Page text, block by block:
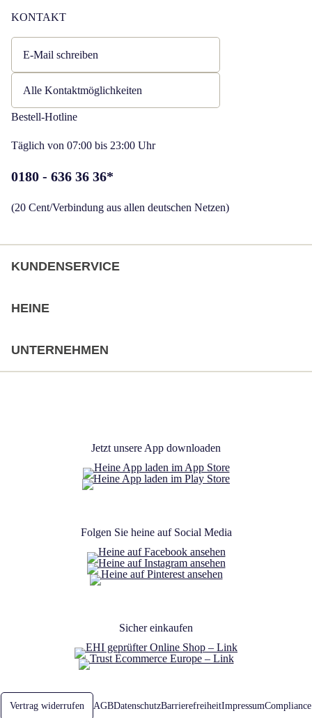
KONTAKT
E-Mail schreiben
Alle Kontaktmöglichkeiten
Bestell-Hotline
Täglich von 07:00 bis 23:00 Uhr
Telefonnummer:
0180 - 636 36 36*
(20 Cent/Verbindung aus allen deutschen Netzen)
KUNDENSERVICE
HEINE
UNTERNEHMEN
Jetzt unsere App downloaden
Öffnet in neuem Fenster
Öffnet in neuem Fenster
Folgen Sie heine auf Social Media
Öffnet in neuem Fenster
Öffnet in neuem Fenster
Öffnet in neuem Fenster
Sicher einkaufen
Öffnet in neuem Fenster
Öffnet in neuem Fenster
Vertrag widerrufen AGBDatenschutzBarrierefreiheitImpressumCompliance